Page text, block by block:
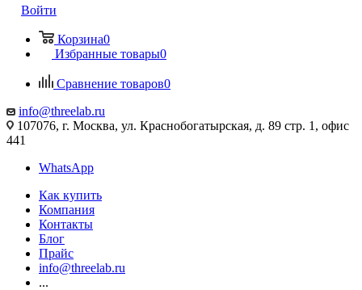
Войти
Корзина0
Избранные товары0
Сравнение товаров0
info@threelab.ru
107076, г. Москва, ул. Краснобогатырская, д. 89 стр. 1, офис
441
WhatsApp
Как купить
Компания
Контакты
Блог
Прайс
info@threelab.ru
...